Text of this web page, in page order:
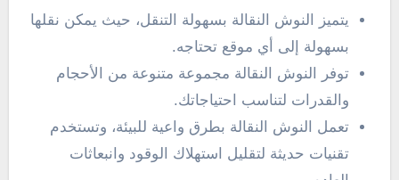
يتميز النوش النقالة بسهولة التنقل، حيث يمكن نقلها
بسهولة إلى أي موقع تحتاجه.
توفر النوش النقالة مجموعة متنوعة من الأحجام
والقدرات لتناسب احتياجاتك.
تعمل النوش النقالة بطرق واعية للبيئة، وتستخدم
تقنيات حديثة لتقليل استهلاك الوقود وانبعاثات